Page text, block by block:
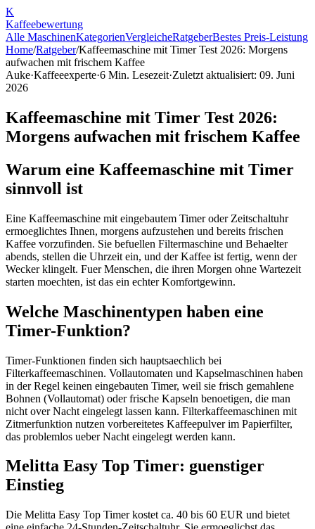
K
Kaffeebewertung
Alle MaschinenKategorienVergleicheRatgeberBestes Preis-Leistung
Home/Ratgeber/Kaffeemaschine mit Timer Test 2026: Morgens
aufwachen mit frischem Kaffee
Auke·Kaffeeexperte·6 Min. Lesezeit·Zuletzt aktualisiert: 09. Juni
2026
Kaffeemaschine mit Timer Test 2026:
Morgens aufwachen mit frischem Kaffee
Warum eine Kaffeemaschine mit Timer
sinnvoll ist
Eine Kaffeemaschine mit eingebautem Timer oder Zeitschaltuhr
ermoeglichtes Ihnen, morgens aufzustehen und bereits frischen
Kaffee vorzufinden. Sie befuellen Filtermaschine und Behaelter
abends, stellen die Uhrzeit ein, und der Kaffee ist fertig, wenn der
Wecker klingelt. Fuer Menschen, die ihren Morgen ohne Wartezeit
starten moechten, ist das ein echter Komfortgewinn.
Welche Maschinentypen haben eine
Timer-Funktion?
Timer-Funktionen finden sich hauptsaechlich bei
Filterkaffeemaschinen. Vollautomaten und Kapselmaschinen haben
in der Regel keinen eingebauten Timer, weil sie frisch gemahlene
Bohnen (Vollautomat) oder frische Kapseln benoetigen, die man
nicht over Nacht eingelegt lassen kann. Filterkaffeemaschinen mit
Zitmerfunktion nutzen vorbereitetes Kaffeepulver im Papierfilter,
das problemlos ueber Nacht eingelegt werden kann.
Melitta Easy Top Timer: guenstiger
Einstieg
Die Melitta Easy Top Timer kostet ca. 40 bis 60 EUR und bietet